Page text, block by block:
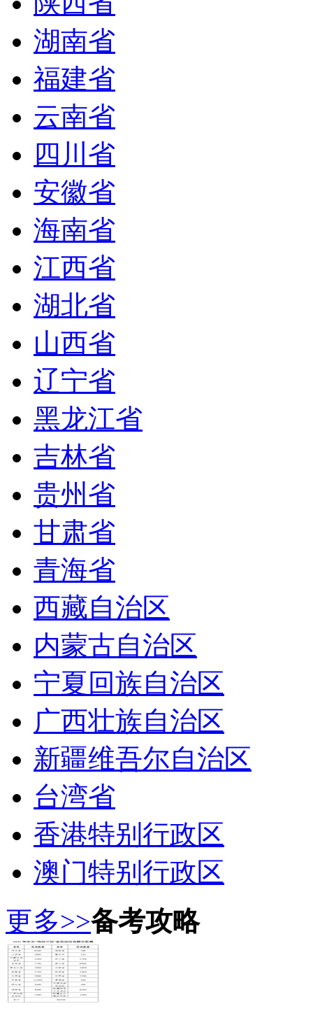
湖南省
福建省
云南省
四川省
安徽省
海南省
江西省
湖北省
山西省
辽宁省
黑龙江省
吉林省
贵州省
甘肃省
青海省
西藏自治区
内蒙古自治区
宁夏回族自治区
广西壮族自治区
新疆维吾尔自治区
台湾省
香港特别行政区
澳门特别行政区
更多>>备考攻略